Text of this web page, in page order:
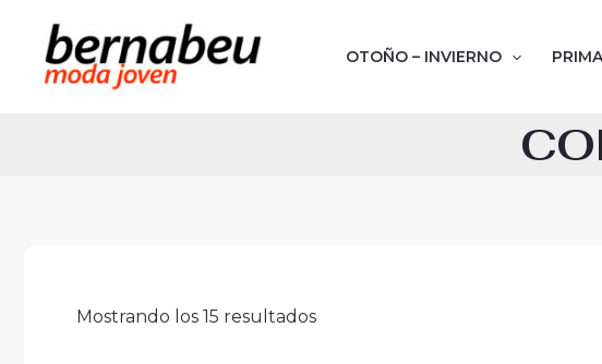
contenido
OTOÑO – INVIERNO
Mostrando los 15 resultados
últimos